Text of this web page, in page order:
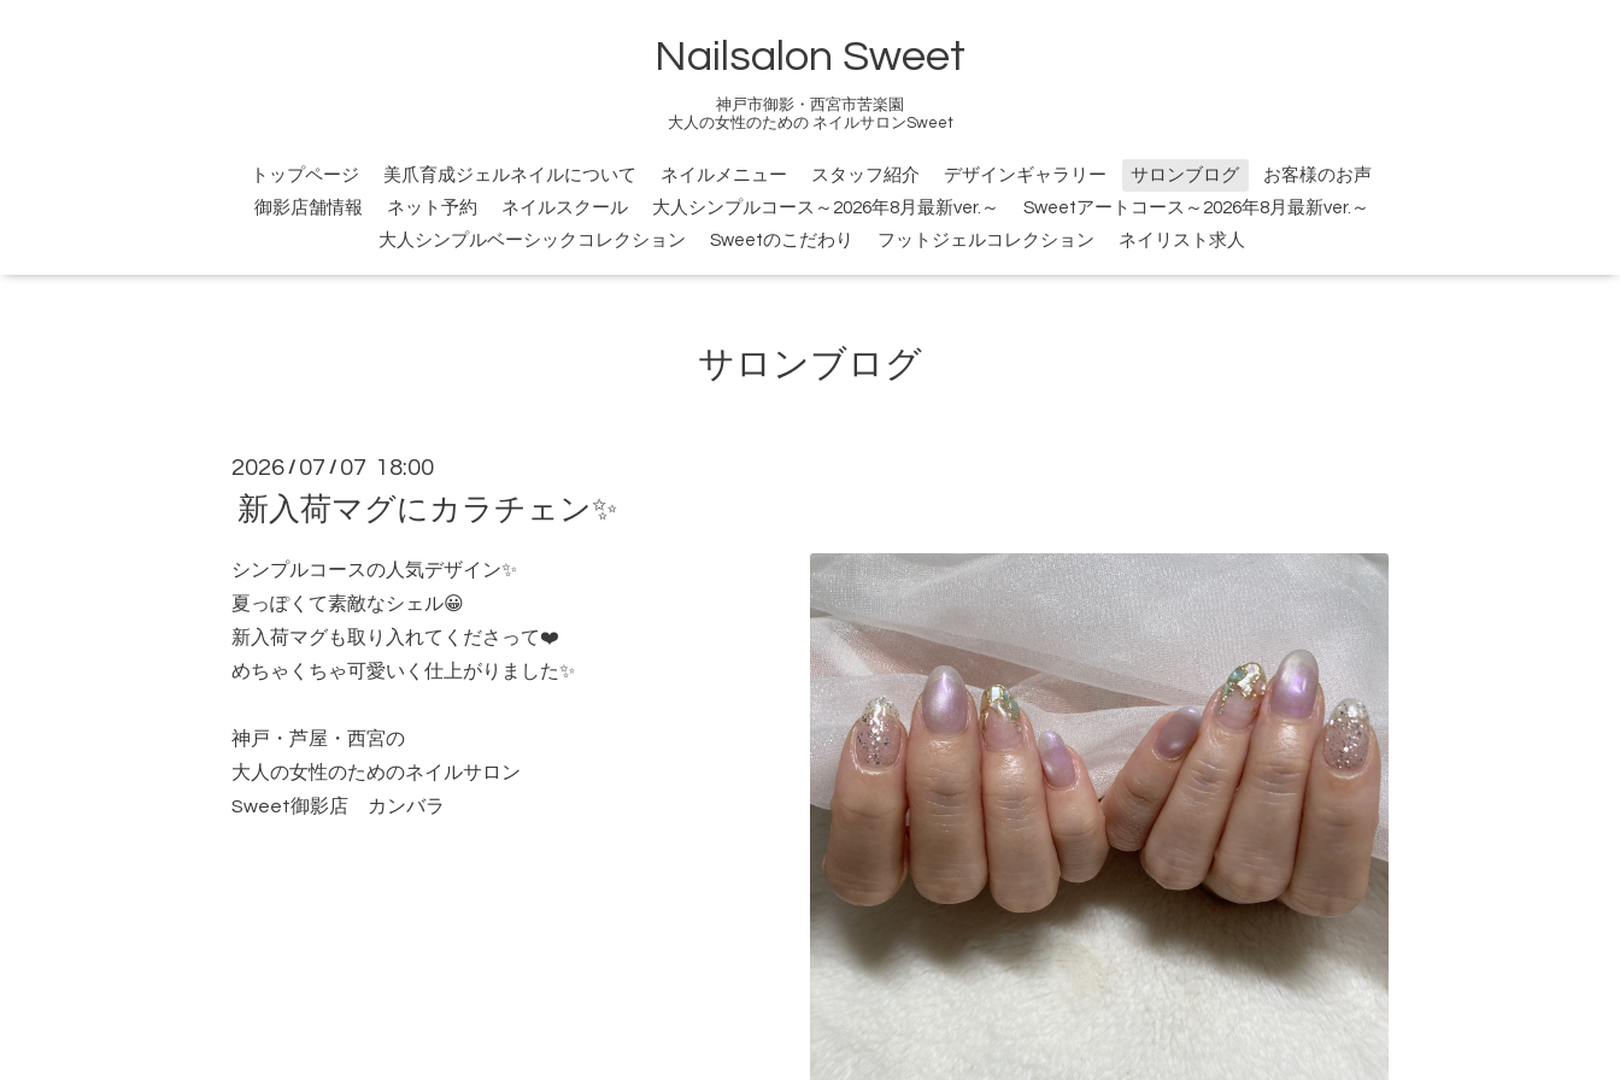
Nailsalon Sweet
神戸市御影・西宮市苦楽園
大人の女性のための ネイルサロンSweet
トップページ 美爪育成ジェルネイルについて ネイルメニュー スタッフ紹介 デザインギャラリー サロンブログ
お客様のお声
御影店舗情報
ネット予約 ネイルスクール 大人シンプルコース～2026年8月最新ver.～
Sweetアートコース～2026年8月最新ver.～
大人シンプルベーシックコレクション
Sweetのこだわり フットジェルコレクション ネイリスト求人
サロンブログ
2026 / 07 / 07 18:00
新入荷マグにカラチェン✨
シンプルコースの人気デザイン✨
夏っぽくて素敵なシェル😀
新入荷マグも取り入れてくださって❤️
めちゃくちゃ可愛いく仕上がりました✨
神戸・芦屋・西宮の
大人の女性のためのネイルサロン
Sweet御影店 カンバラ